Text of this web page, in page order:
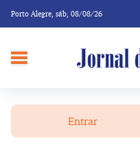
Porto Alegre, sáb, 08/08/26
Entrar